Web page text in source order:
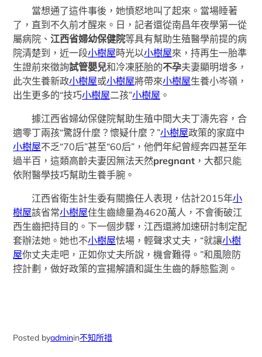
當想通了這件事後，她憤怒地叫了起來。當場睡著
了，直到不久前才醒來。日，記者還從南昌年夜學第一從
屬病院、江西省婦幼保健院等具有幫助生殖醫學前提的病
院清楚到，近一段小樹屋時光以小樹屋來，持再生一胎準
生證前來徵詢試管嬰兒和冷凍胚胎的不孕夫妻顯明增多，
此次生養新政小樹屋或小樹屋將帶來小樹屋生養小岑嶺，
出生更多的“技巧小樹屋二孩”小樹屋 。
據江西省婦幼保健院幫助生殖中間大夫丁濤先容，合
適零丁兩孩“驚訝什麼？懷疑什麼？”小樹屋政策的家庭中
小樹屋不乏“70后”甚至“60后”，他們年紀曾經奔四甚至年
過半百，這類高齡夫妻因無法天然pregnant ，大都只能
依附醫學技巧幫助生養手腕。
江西省衛生計生委有關擔任人表現，估計2015年小
樹屋該省常小樹屋住生齒總量為4620萬人，不會衝破江
西生齒把持目的。下一個步驟，江西還將加速研討制定配
套辦法她。她也不小樹屋怯場，輕聲求丈夫，“就讓小樹
屋你丈夫走吧，正如你丈夫所說，機會難得。”和風險防
控計劃，做好政策的宣揚解讀和誕生生齒的靜態監測。
Posted byadminin不知所措